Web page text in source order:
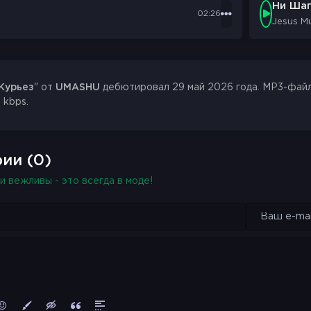
будем смеяться
02:26
Ни
Jesus
Курьез" от UMASHU дебютировал 29 май 2026 года. MP3-
(0)
вежливы - это всегда в моде!